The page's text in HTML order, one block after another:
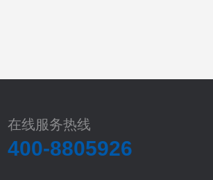
在线服务热线
400-8805926